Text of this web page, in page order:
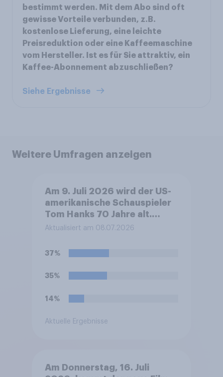
bestimmt werden. Mit dem Abo sind oft
gewisse Vorteile verbunden, z.B.
kostenlose Lieferung, eine leichte
Preisreduktion oder eine Kaffeemaschine
vom Hersteller. Ist es für Sie attraktiv, ein
Kaffee-Abonnement abzuschließen?
Siehe Ergebnisse
Weitere Umfragen anzeigen
Am 9. Juli 2026 wird der US-
amerikanische Schauspieler
Tom Hanks 70 Jahre alt.
Welche Meinung haben Sie zu
Aktualisiert am 08.07.2026
37%
35%
14%
Aktuelle Ergebnisse
Am Donnerstag, 16. Juli